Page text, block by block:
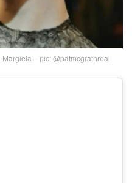
– pic: @patmcgrathreal